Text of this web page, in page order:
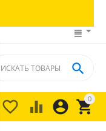
0


 
